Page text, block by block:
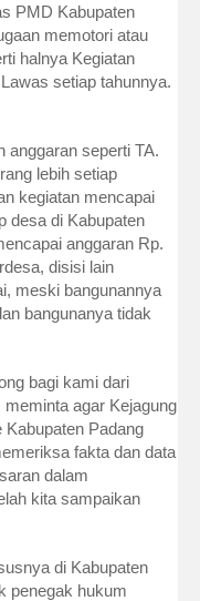
PMD Kabupaten
memotori atau
halnya Kegiatan
setiap tahunnya.
anggaran seperti TA.
lebih setiap
kegiatan mencapai
desa di Kabupaten
anggaran Rp.
disisi lain
meski bangunannya
bangunanya tidak
bagi kami dari
agar Kejagung
Padang
fakta dan data
dalam
kita sampaikan
di Kabupaten
penegak hukum